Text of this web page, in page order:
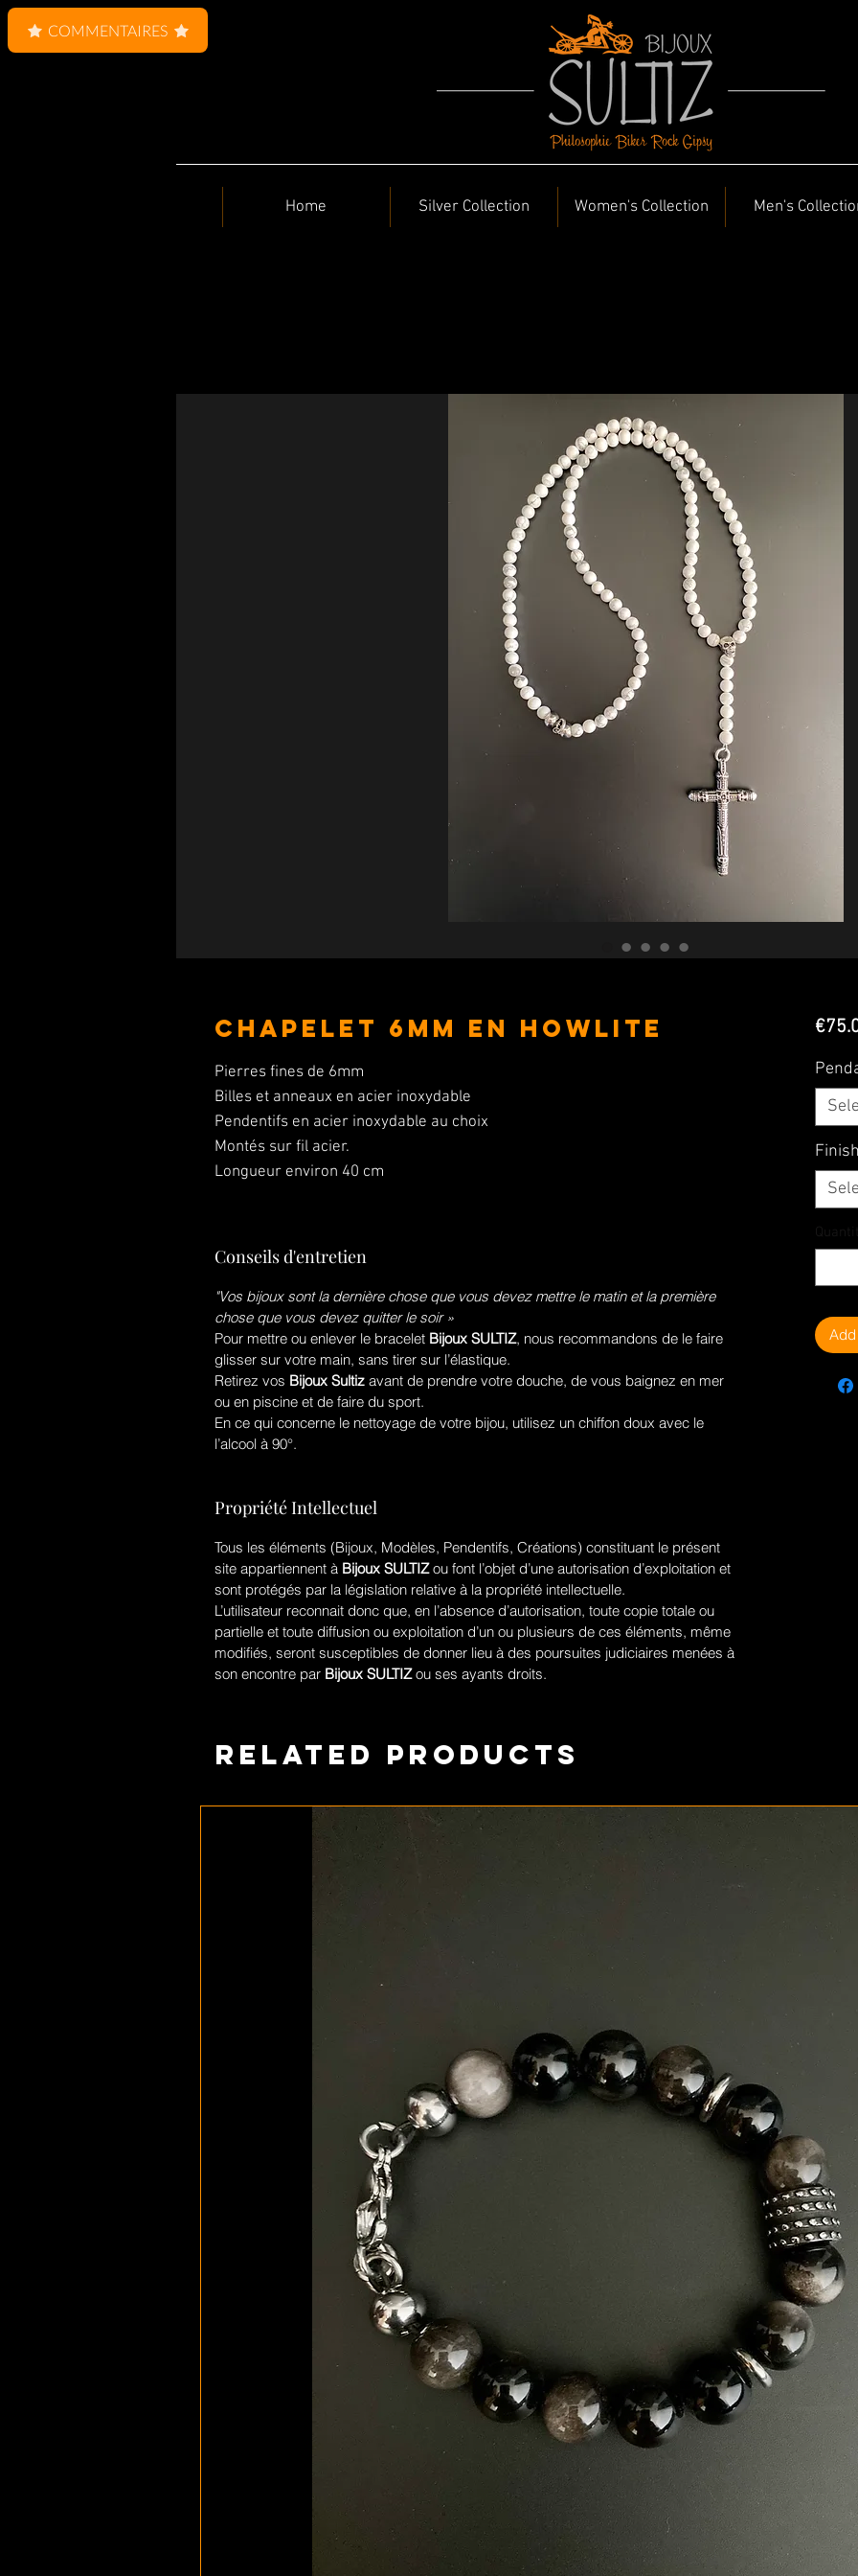
Home Silver Collection Women's Collection Men's
CHAPELET 6MM en Howlite
Pierres fines de 6mm
Billes et anneaux en acier inoxydable
Pendentifs en acier inoxydable au choix
Montés sur fil acier.
Longueur environ 40 cm
Conseils d'entretien
"Vos bijoux sont la dernière chose que vous devez mettre le matin et la première
chose que vous devez quitter le soir »
Pour mettre ou enlever le bracelet Bijoux SULTIZ, nous recommandons de le faire
glisser sur votre main, sans tirer sur l’élastique.
Retirez vos Bijoux Sultiz avant de prendre votre douche, de vous baignez en mer
ou en piscine et de faire du sport.
En ce qui concerne le nettoyage de votre bijou, utilisez un chiffon doux avec le
l’alcool à 90°.
Propriété Intellectuel
Tous les éléments (Bijoux, Modèles, Pendentifs, Créations) constituant le présent
site appartiennent à Bijoux SULTIZou font l’objet d’une autorisation d’exploitation et
sont protégés par la législation relative à la propriété intellectuelle.
L’utilisateur reconnait donc que, en l’absence d’autorisation, toute copie totale ou
partielle et toute diffusion ou exploitation d’un ou plusieurs de ces éléments, même
modifiés, seront susceptibles de donner lieu à des poursuites judiciaires menées à
son encontre par Bijoux SULTIZou ses ayants droits.
Related Products
COMMENTAIRES